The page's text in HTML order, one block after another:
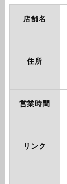
店舗名
住所
営業時間
リンク